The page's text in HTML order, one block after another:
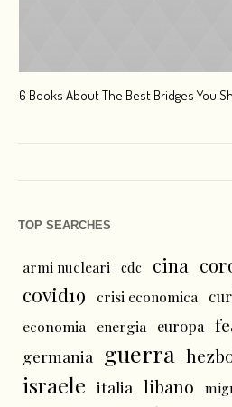
6 Books About The Best Bridges You
TOP SEARCHES
armi nucleari cdc cina
covid19 crisi economica
economia energia europa
germania guerra
israele italia libano